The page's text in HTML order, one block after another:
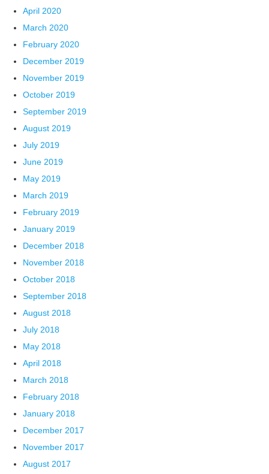
April 2020
March 2020
February 2020
December 2019
November 2019
October 2019
September 2019
August 2019
July 2019
June 2019
May 2019
March 2019
February 2019
January 2019
December 2018
November 2018
October 2018
September 2018
August 2018
July 2018
May 2018
April 2018
March 2018
February 2018
January 2018
December 2017
November 2017
August 2017